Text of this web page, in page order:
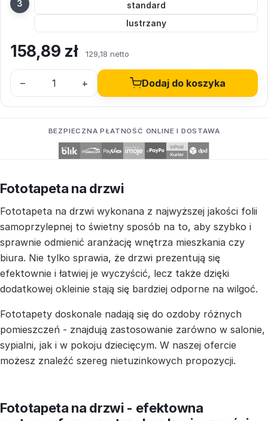
standard
lustrzany
158,89 zł 129,18 netto
– + Dodaj do koszyka
BEZPIECZNA PŁATNOŚĆ ONLINE I DOSTAWA
Fototapeta na drzwi
Fototapeta na drzwi wykonana z najwyższej jakości folii
samoprzylepnej to świetny sposób na to, aby szybko i
sprawnie odmienić aranżację wnętrza mieszkania czy
biura. Nie tylko sprawia, że drzwi prezentują się
efektownie i łatwiej je wyczyścić, lecz także dzięki
dodatkowej okleinie stają się bardziej odporne na wilgoć.
Fototapety doskonale nadają się do ozdoby różnych
pomieszczeń - znajdują zastosowanie zarówno w salonie,
sypialni, jak i w pokoju dziecięcym. W naszej ofercie
możesz znaleźć szereg nietuzinkowych propozycji.
Fototapeta na drzwi - efektowna